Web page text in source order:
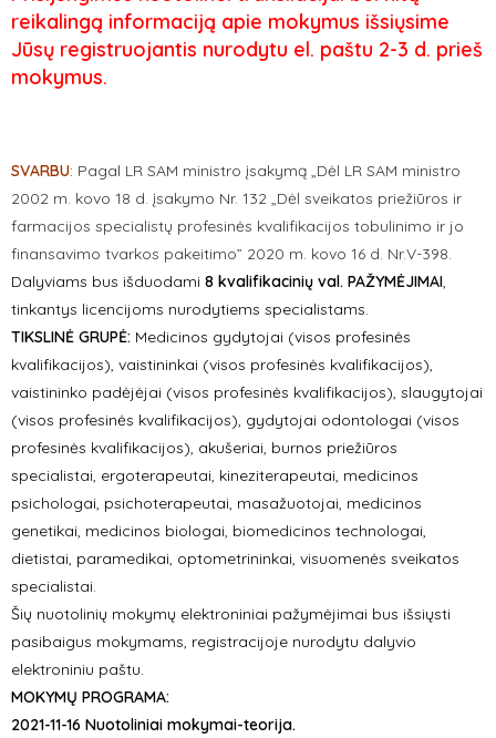
reikalingą informaciją apie mokymus išsiųsime
Jūsų registruojantis nurodytu el. paštu 2-3 d. prieš
mokymus.
SVARBU: Pagal LR SAM ministro įsakymą „Dėl LR SAM ministro
2002 m. kovo 18 d. įsakymo Nr. 132 „Dėl sveikatos priežiūros ir
farmacijos specialistų profesinės kvalifikacijos tobulinimo ir jo
finansavimo tvarkos pakeitimo” 2020 m. kovo 16 d. Nr.V-398.
Dalyviams bus išduodami 8 kvalifikacinių val. PAŽYMĖJIMAI,
tinkantys licencijoms nurodytiems specialistams.
TIKSLINĖ GRUPĖ: Medicinos gydytojai (visos profesinės
kvalifikacijos), vaistininkai (visos profesinės kvalifikacijos),
vaistininko padėjėjai (visos profesinės kvalifikacijos), slaugytojai
(visos profesinės kvalifikacijos), gydytojai odontologai (visos
profesinės kvalifikacijos), akušeriai, burnos priežiūros
specialistai, ergoterapeutai, kineziterapeutai, medicinos
psichologai, psichoterapeutai, masažuotojai, medicinos
genetikai, medicinos biologai, biomedicinos technologai,
dietistai, paramedikai, optometrininkai, visuomenės sveikatos
specialistai.
Šių nuotolinių mokymų elektroniniai pažymėjimai bus išsiųsti
pasibaigus mokymams, registracijoje nurodytu dalyvio
elektroniniu paštu.
MOKYMŲ PROGRAMA:
2021-11-16 Nuotoliniai mokymai-teorija.